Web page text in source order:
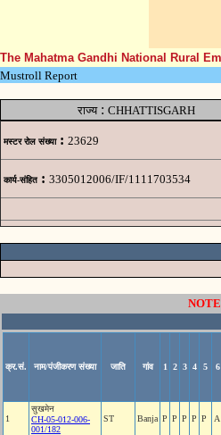
The Mahatma Gandhi National Rural
Mustroll Report
राज्य: CHHATTISGARH
मस्टर रोल संख्या : 23629
कार्य-संहित : 3305012006/IF/1111703534
क्र.सं. नाम/पंजीकरण संख्या जाति गांव 1 2 3 4 5 6
1
सुखमेन
CH-05-012-006-
001/182
ST Banja P P P P P A